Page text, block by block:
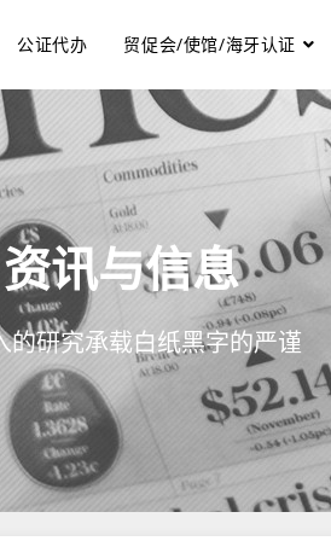
公证代办 贸促会/使馆/海牙认证
资讯与信息
的研究承载白纸黑字的严谨